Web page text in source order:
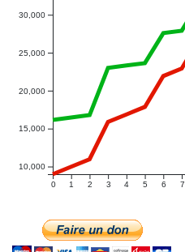
0 1 2 3 4 5 6 7
10,000
15,000
20,000
25,000
30,000